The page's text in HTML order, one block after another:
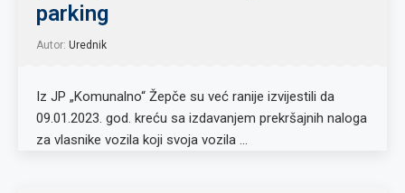
parking
Autor: Urednik
Iz JP „Komunalno“ Žepče su već ranije izvijestili da
09.01.2023. god. kreću sa izdavanjem prekršajnih naloga
za vlasnike vozila koji svoja vozila …